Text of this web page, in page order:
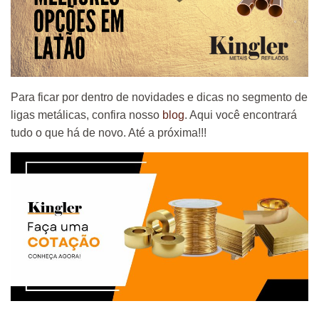
Para ficar por dentro de novidades e dicas no segmento de
ligas metálicas, confira nosso blog. Aqui você encontrará
tudo o que há de novo. Até a próxima!!!